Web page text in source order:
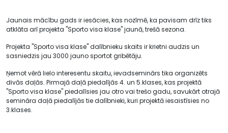
Jaunais mācību gads ir iesācies, kas nozīmē, ka pavisam drīz tiks
atklāta arī projekta "Sporto visa klase" jaunā, trešā sezona.
Projekta "Sporto visa klase" dalībnieku skaits ir krietni audzis un
sasniedzis jau 3000 jauno sportot gribētāju.
Ņemot vērā lielo interesentu skaitu, ievadseminārs tika organizēts
divās daļās. Pirmajā daļā piedalījās 4. un 5.klases, kas projektā
"Sporto visa klase" piedalīsies jau otro vai trešo gadu, savukārt otrajā
semināra daļā piedalījās tie dalībnieki, kuri projektā iesaistīsies no
3.klases.